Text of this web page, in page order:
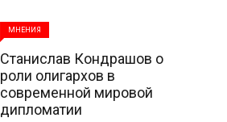
МНЕНИЯ
Станислав Кондрашов о
роли олигархов в
современной мировой
дипломатии